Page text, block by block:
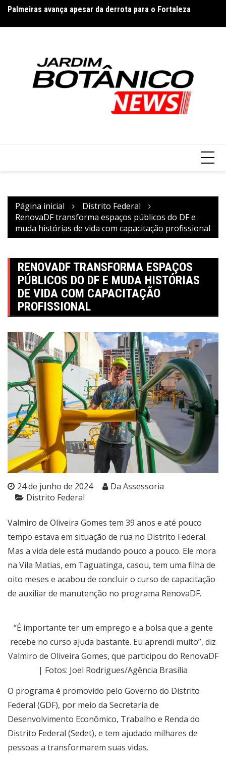
o
Palmeiras avança apesar da derrota para o Fortaleza
Página inicial
Distrito Federal
RenovaDF transforma espaços públicos do DF e
muda histórias de vida com capacitação profissional
RENOVADF TRANSFORMA ESPAÇOS
PÚBLICOS DO DF E MUDA HISTÓRIAS
DE VIDA COM CAPACITAÇÃO
PROFISSIONAL
24 de junho de 2024
Da Assessoria
Distrito Federal
Valmiro de Oliveira Gomes tem 39 anos e até pouco
tempo estava em situação de rua no Distrito Federal.
Mas a vida dele está mudando pouco a pouco. Ele mora
na Vila Matias, em Taguatinga, casou, tem uma filha de
oito meses e acabou de concluir o curso de capacitação
de auxiliar de manutenção no programa RenovaDF.
“É importante ter um emprego e a bolsa que a gente
recebe no curso ajuda bastante. Eu aprendi muito”, diz
Valmiro de Oliveira Gomes, que participou do RenovaDF
| Fotos: Joel Rodrigues/Agência Brasília
O programa é promovido pelo Governo do Distrito
Federal (GDF), por meio da Secretaria de
Desenvolvimento Econômico, Trabalho e Renda do
Distrito Federal (Sedet), e tem ajudado milhares de
pessoas a transformarem suas vidas.